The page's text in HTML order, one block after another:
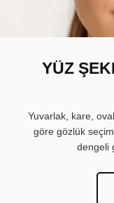
YÜZ
Yuvarlak, kare,
göre gözlük
dengeli